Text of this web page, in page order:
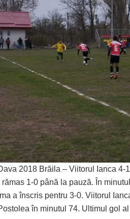
2018 Brăila – Viitorul Ianca
rămas 1-0 până la pauză. În
a înscris pentru 3-0. Viitorul
în minutul 74. Ultimul gol